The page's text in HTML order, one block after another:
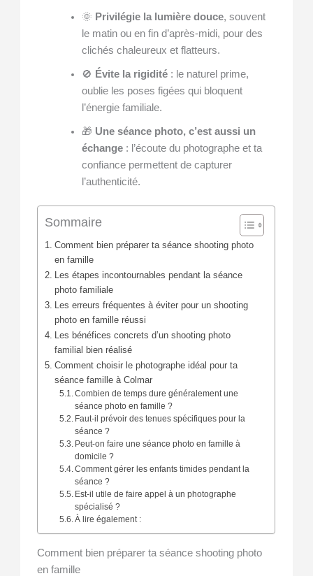
🌞 Privilégie la lumière douce, souvent
le matin ou en fin d’après-midi, pour des
clichés chaleureux et flatteurs.
🚫 Évite la rigidité: le naturel prime,
oublie les poses figées qui bloquent
l’énergie familiale.
🎁 Une séance photo, c’est aussi un
échange: l’écoute du photographe et ta
confiance permettent de capturer
l’authenticité.
Sommaire
Comment bien préparer ta séance shooting photo
en famille
Les étapes incontournables pendant la séance
photo familiale
Les erreurs fréquentes à éviter pour un shooting
photo en famille réussi
Les bénéfices concrets d’un shooting photo
familial bien réalisé
Comment choisir le photographe idéal pour ta
séance famille à Colmar
Combien de temps dure généralement une
séance photo en famille ?
Faut-il prévoir des tenues spécifiques pour la
séance ?
Peut-on faire une séance photo en famille à
domicile ?
Comment gérer les enfants timides pendant la
séance ?
Est-il utile de faire appel à un photographe
spécialisé ?
À lire également :
Comment bien préparer ta séance shooting photo
en famille